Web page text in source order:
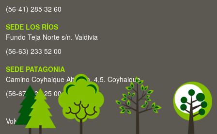
(56-41) 285 32 60
SEDE LOS RÍOS
Fundo Teja Norte s/n. Valdivia
(56-63) 233 52 00
SEDE PATAGONIA
Camino Coyhaique Alto Km. 4,5. Coyhaique
(56-67) 226 25 00
Volver arriba